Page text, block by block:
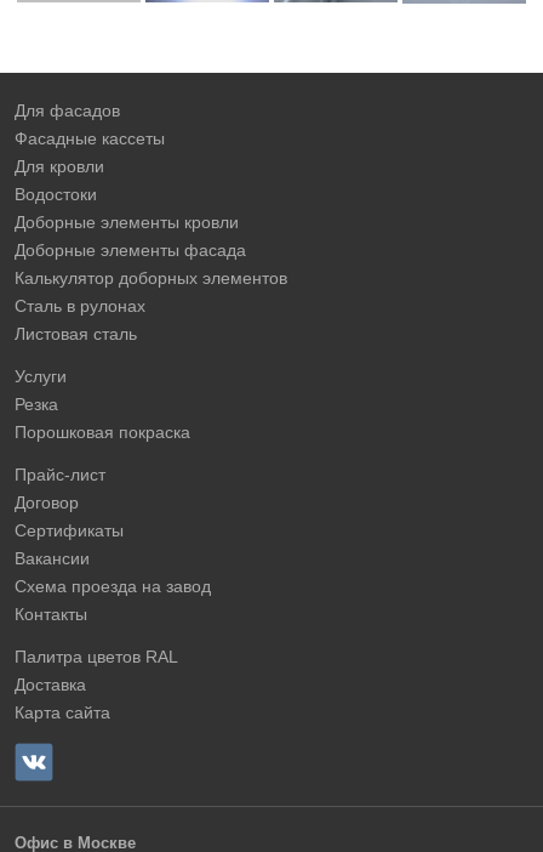
Для фасадов
Фасадные кассеты
Для кровли
Водостоки
Доборные элементы кровли
Доборные элементы фасада
Калькулятор доборных элементов
Сталь в рулонах
Листовая сталь
Услуги
Резка
Порошковая покраска
Прайс-лист
Договор
Сертификаты
Вакансии
Схема проезда на завод
Контакты
Палитра цветов RAL
Доставка
Карта сайта
Офис в Москве